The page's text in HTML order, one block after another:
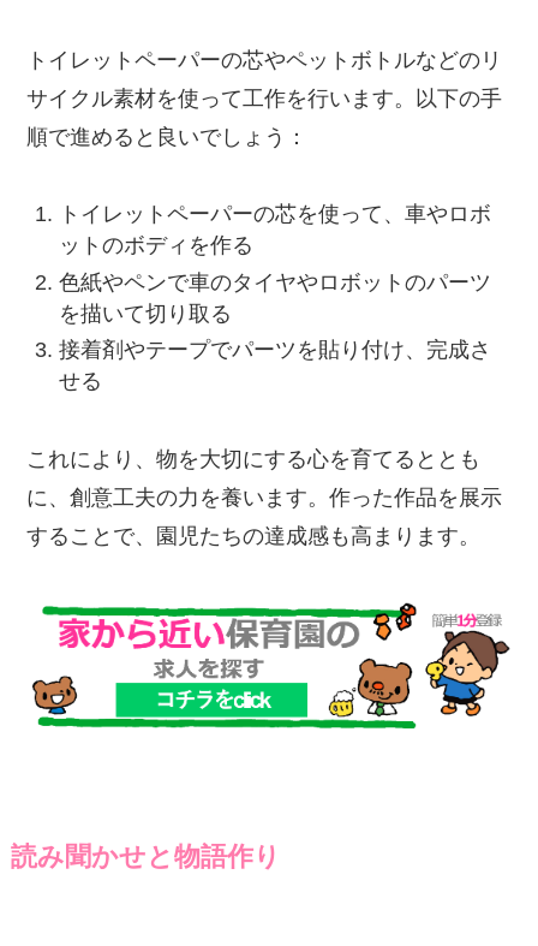
トイレットペーパーの芯やペットボトルなどのリ
サイクル素材を使って工作を行います。以下の手
順で進めると良いでしょう：
トイレットペーパーの芯を使って、車やロボ
ットのボディを作る
色紙やペンで車のタイヤやロボットのパーツ
を描いて切り取る
接着剤やテープでパーツを貼り付け、完成さ
せる
これにより、物を大切にする心を育てるととも
に、創意工夫の力を養います。作った作品を展示
することで、園児たちの達成感も高まります。
読み聞かせと物語作り